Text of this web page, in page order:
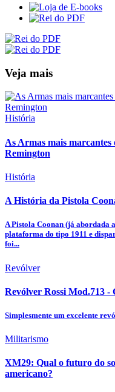
Veja mais
História
As Armas mais marcantes
Remington
História
A História da Pistola
A Pistola Coonan (já abordada
plataforma do tipo 1911 e
foi...
Revólver
Revólver Rossi Mod.713 -
Simplesmente um excelente
Militarismo
XM29: Qual o futuro do
americano?